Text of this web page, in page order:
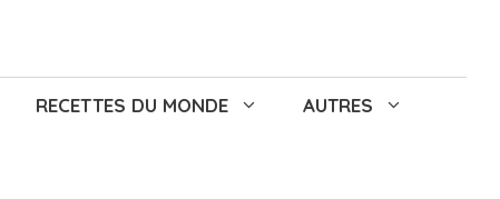
RECETTES DU MONDE AUTRES